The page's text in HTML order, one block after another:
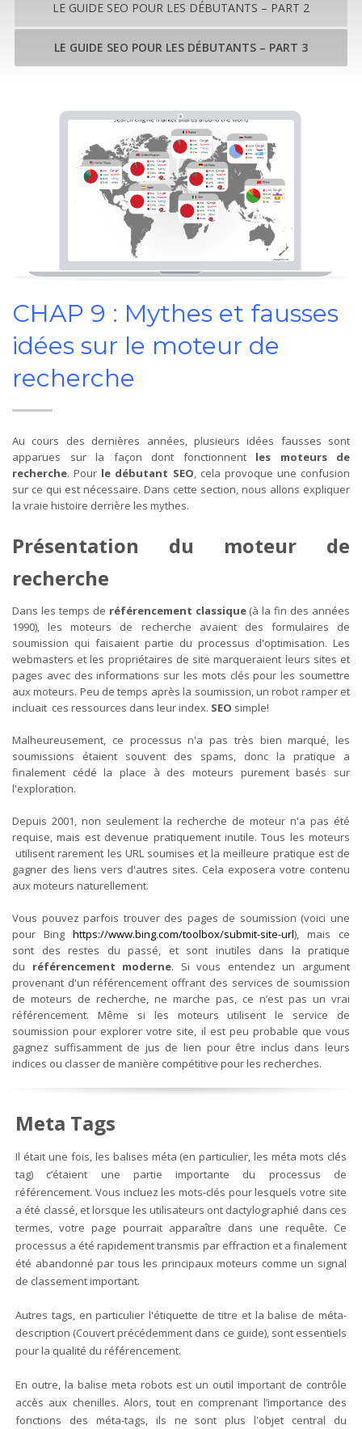
LE GUIDE SEO POUR LES DÉBUTANTS – PART 2
LE GUIDE SEO POUR LES DÉBUTANTS – PART 3
CHAP 9 : Mythes et fausses
idées sur le moteur de
recherche
Au cours des dernières années, plusieurs idées fausses sont
apparues sur la façon dont fonctionnent les moteurs de
recherche. Pour le débutant SEO, cela provoque une confusion
sur ce qui est nécessaire. Dans cette section, nous allons expliquer
la vraie histoire derrière les mythes.
Présentation du moteur de
recherche
Dans les temps de référencement classique(à la fin des années
1990), les moteurs de recherche avaient des formulaires de
soumission qui faisaient partie du processus d'optimisation. Les
webmasters et les propriétaires de site marqueraient leurs sites et
pages avec des informations sur les mots clés pour les soumettre
aux moteurs. Peu de temps après la soumission, un robot ramper et
incluait ces ressources dans leur index. SEO simple!
Malheureusement, ce processus n'a pas très bien marqué, les
soumissions étaient souvent des spams, donc la pratique a
finalement cédé la place à des moteurs purement basés sur
l'exploration.
Depuis 2001, non seulement la recherche de moteur n'a pas été
requise, mais est devenue pratiquement inutile. Tous les moteurs
utilisent rarement les URL soumises et la meilleure pratique est de
gagner des liens vers d'autres sites. Cela exposera votre contenu
aux moteurs naturellement.
Vous pouvez parfois trouver des pages de soumission (voici une
pour Bing https://www.bing.com/toolbox/submit-site-url), mais ce
sont des restes du passé, et sont inutiles dans la pratique
du référencement moderne. Si vous entendez un argument
provenant d'un référencement offrant des services de soumission
de moteurs de recherche, ne marche pas, ce n’est pas un vrai
référencement. Même si les moteurs utilisent le service de
soumission pour explorer votre site, il est peu probable que vous
gagnez suffisamment de jus de lien pour être inclus dans leurs
indices ou classer de manière compétitive pour les recherches.
Meta Tags
Il était une fois, les balises méta (en particulier, les méta mots clés
tag) c’étaient une partie importante du processus de
référencement. Vous incluez les mots-clés pour lesquels votre site
a été classé, et lorsque les utilisateurs ont dactylographié dans ces
termes, votre page pourrait apparaître dans une requête. Ce
processus a été rapidement transmis par effraction et a finalement
été abandonné par tous les principaux moteurs comme un signal
de classement important.
Autres tags, en particulier l'étiquette de titre et la balise de méta-
description (Couvert précédemment dans ce guide), sont essentiels
pour la qualité du référencement.
En outre, la balise meta robots est un outil important de contrôle
accès aux chenilles. Alors, tout en comprenant l’importance des
fonctions des méta-tags, ils ne sont plus l'objet central du